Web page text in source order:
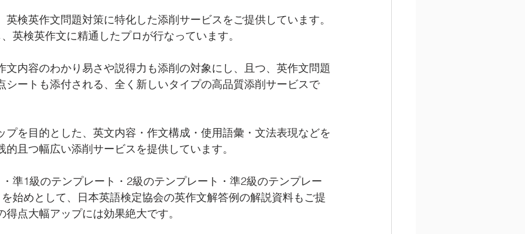
検英作文問題対策に特化した添削サービスをご提供しています。
英検英作文に精通したプロが行なっています。
文内容のわかり易さや説得力も添削の対象にし、且つ、英作文問題
シートも添付される、全く新しいタイプの高品質添削サービスで
プを目的とした、英文内容・作文構成・使用語彙・文法表現などを
且つ幅広い添削サービスを提供しています。
準1級のテンプレート・2級のテンプレート・準2級のテンプレー
始めとして、日本英語検定協会の英作文解答例の解説資料もご提
点大幅アップには効果絶大です。